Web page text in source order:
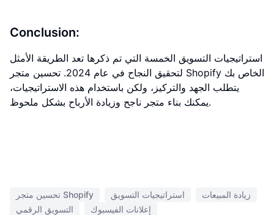
Conclusion:
استراتيجيات التسويق الخمسة التي تم ذكرها تعد الطريقة الأمثل
لتحقيق النجاح في عام 2024. تحسين متجر Shopify الخاص بك
يتطلب الجهد والتركيز، ولكن باستخدام هذه الاستراتيجيات،
يمكنك بناء متجر ناجح وزيادة الأرباح بشكل ملحوظ.
تحسين متجر Shopify استراتيجيات التسويق
زيادة المبيعات
التسويق الرقمي
إعلانات الفيسبوك